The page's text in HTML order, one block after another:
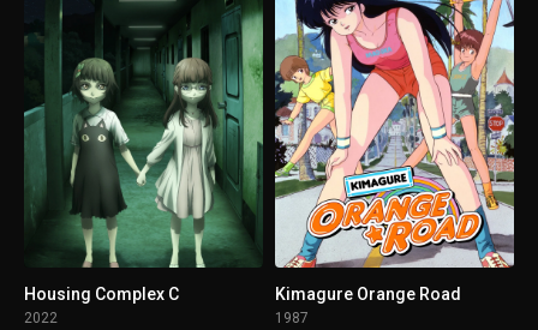
1 - 16
Episodio 17
Episodio 18
1 - 19 Episodio 19
1 - 20 Episodio 20
Housing Complex C
2022
Kimagure Orange Road
1987